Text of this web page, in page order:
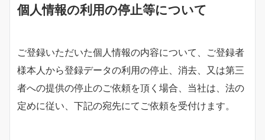
個人情報の利用の停止等について
ご登録いただいた個人情報の内容について、ご登録者
様本人から登録データの利用の停止、消去、又は第三
者への提供の停止のご依頼を頂く場合、当社は、法の
定めに従い、下記の宛先にてご依頼を受付けます。